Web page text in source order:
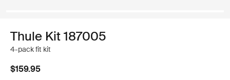
Thule Kit 187005
4-pack fit kit
$159.95